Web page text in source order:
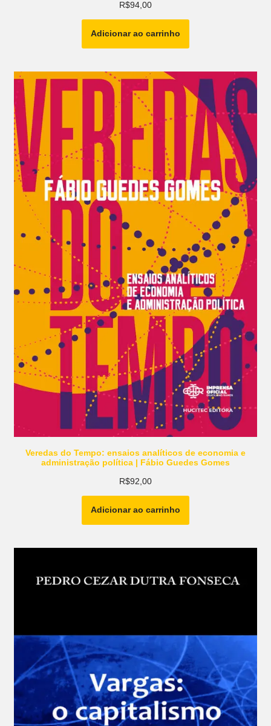
R$94,00
Adicionar ao carrinho
Veredas do Tempo: ensaios analíticos de economia e
administração política | Fábio Guedes Gomes
R$92,00
Adicionar ao carrinho